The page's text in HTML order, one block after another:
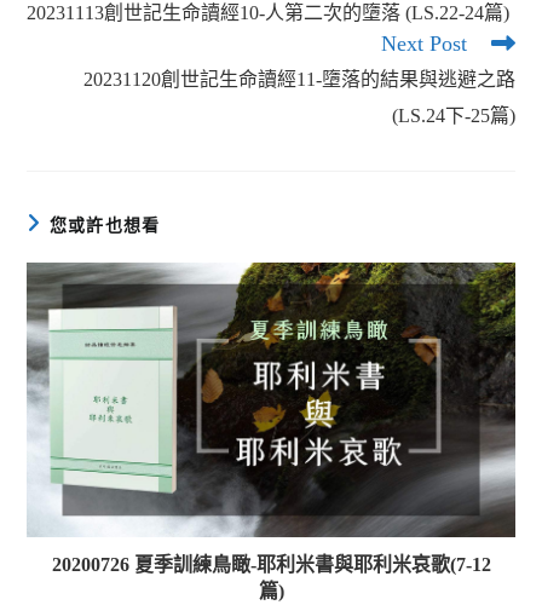
articles
20231113創世記生命讀經10-人第二次的墮落 (LS.22-24篇)
Next Post
20231120創世記生命讀經11-墮落的結果與逃避之路
(LS.24下-25篇)
您或許也想看
20200726 夏季訓練鳥瞰-耶利米書與耶利米哀歌(7-12
篇)